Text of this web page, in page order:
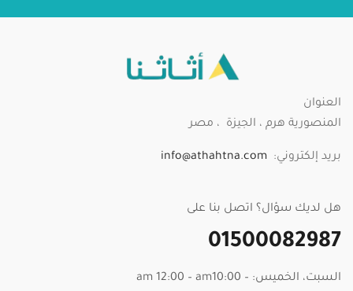
العنوان
المنصورية هرم ، الجيزة ، مصر
بريد إلكتروني: info@athahtna.com
هل لديك سؤال؟ اتصل بنا على
01500082987
السبت، الخميس: – am 12:00 – am10:00